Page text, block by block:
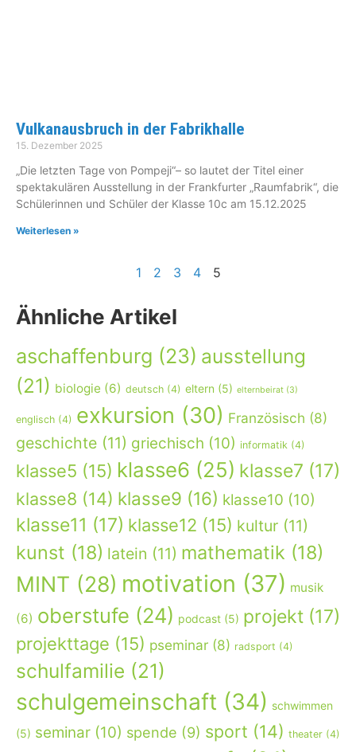
Vulkanausbruch in der Fabrikhalle
15. Dezember 2025
„Die letzten Tage von Pompeji“– so lautet der Titel einer
spektakulären Ausstellung in der Frankfurter „Raumfabrik“, die
Schülerinnen und Schüler der Klasse 10c am 15.12.2025
Weiterlesen »
1 2 3 4 5
Ähnliche Artikel
aschaffenburg (23) ausstellung
(21) biologie (6) deutsch (4) eltern (5) elternbeirat (3)
englisch (4) exkursion (30) Französisch (8)
geschichte (11) griechisch (10) informatik (4)
klasse5 (15) klasse6 (25) klasse7 (17)
klasse8 (14) klasse9 (16) klasse10 (10)
klasse11 (17) klasse12 (15) kultur (11)
kunst (18) latein (11) mathematik (18)
MINT (28) motivation (37) musik
(6) oberstufe (24) podcast (5) projekt (17)
projekttage (15) pseminar (8) radsport (4)
schulfamilie (21)
schulgemeinschaft (34) schwimmen
(5) seminar (10) spende (9) sport (14) theater (4)